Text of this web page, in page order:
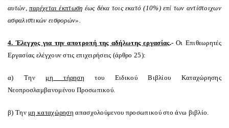
αυτών, παρέχεται έκπτωση έως δέκα τοις εκατό (10%) επί των αντίστοιχων
ασφαλιστικών εισφορών».
4. Έλεγχος για την αποτροπή της αδήλωτης εργασίας.-Οι Επιθεωρητές
Εργασίας ελέγχουν στις επιχειρήσεις (άρθρο 25):
α) Την μη τήρηση του Ειδικού Βιβλίου Καταχώρησης
Νεοπροσλαμβανομένου Προσωπικού.
β) Την μη καταχώρηση απασχολούμενου προσωπικού στο άνω βιβλίο.